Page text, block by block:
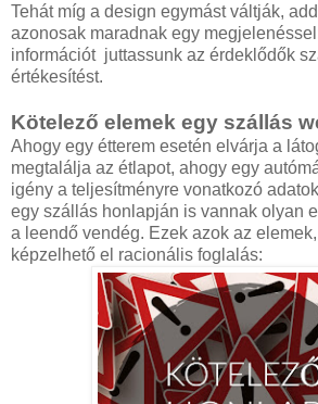
Tehát míg a design egymást váltják,
azonosak maradnak egy
információt juttassunk az érdeklődők
értékesítést.
Kötelező elemek egy szállás
Ahogy egy étterem esetén elvárja a
megtalálja az étlapot, ahogy egy
igény a teljesítményre vonatkozó
egy szállás honlapján is vannak olyan
a leendő vendég. Ezek azok az
képzelhető el racionális foglalás: